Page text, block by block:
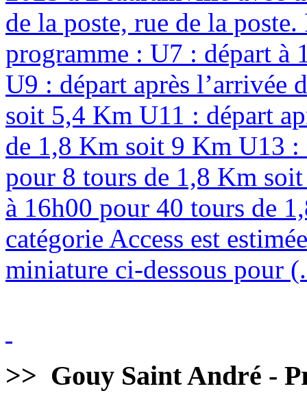
de la poste, rue de la
programme : U7 : départ à
U9 : départ après l’arrivée
soit 5,4 Km U11 : départ
de 1,8 Km soit 9 Km U13 :
pour 8 tours de 1,8 Km
à 16h00 pour 40 tours de
catégorie Access est
miniature ci-dessous pour
>> Gouy Saint André -